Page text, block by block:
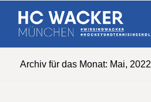
Archiv für das Monat: Mai, 2022